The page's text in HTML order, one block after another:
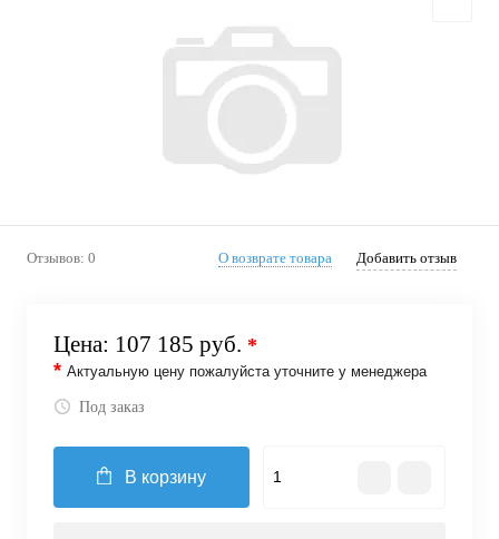
Отзывов: 0 О возврате товара Добавить отзыв
Цена: 107 185 руб. *
* Актуальную цену пожалуйста уточните у менеджера
Под заказ
В корзину